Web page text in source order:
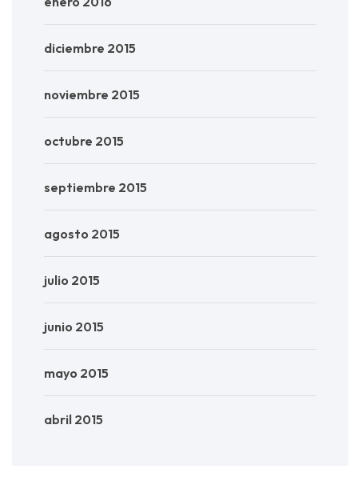
diciembre 2015
noviembre 2015
octubre 2015
septiembre 2015
agosto 2015
julio 2015
junio 2015
mayo 2015
abril 2015